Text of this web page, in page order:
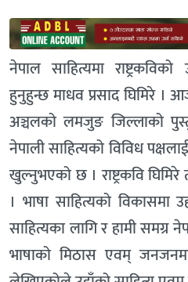
नेपाल साहित्यमा
हुनुहुन्छ माधव प्रसाद घिमिरे ।
अञ्चलको लमजुङ जिल्लाको
नेपाली साहित्यको विविध
खुल्नुभएको छ । राष्ट्रकवि घिमिरे
। भाषा साहित्यको विकासमा
साहित्यका लागि र हामी
भाषाको मिठास एवम्